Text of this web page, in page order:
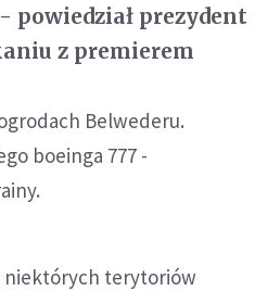
prezydent
z premierem
Belwederu.
boeinga 777 -
niektórych terytoriów